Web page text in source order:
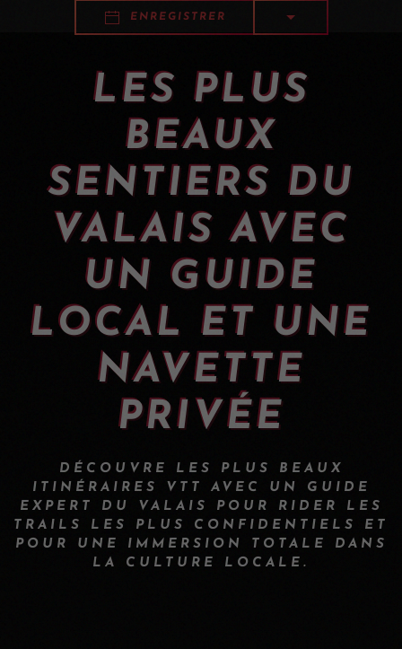
ENREGISTRER
LES PLUS
BEAUX
SENTIERS DU
VALAIS AVEC
UN GUIDE
LOCAL ET UNE
NAVETTE
PRIVÉE
DÉCOUVRE LES PLUS BEAUX
ITINÉRAIRES VTT AVEC UN GUIDE
EXPERT DU VALAIS POUR RIDER LES
TRAILS LES PLUS CONFIDENTIELS ET
POUR UNE IMMERSION TOTALE DANS
LA CULTURE LOCALE.